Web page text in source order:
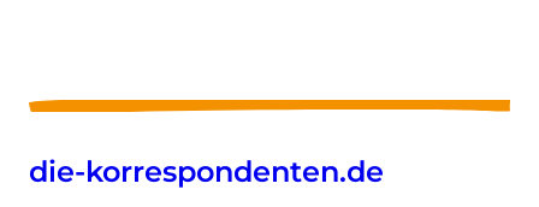
die-korrespondenten.de